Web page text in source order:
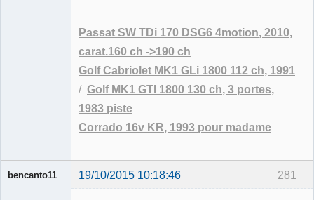
Passat SW TDi 170 DSG6 4motion, 2010,
carat.160 ch ->190 ch
Golf Cabriolet MK1 GLi 1800 112 ch, 1991
/ Golf MK1 GTI 1800 130 ch, 3 portes,
1983 piste
Corrado 16v KR, 1993 pour madame
281
bencanto11 19/10/2015 10:18:46